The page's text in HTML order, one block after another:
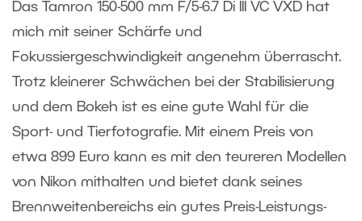
Das Tamron 150-500 mm F/5-6.7 Di III VC VXD hat
mich mit seiner Schärfe und
Fokussiergeschwindigkeit angenehm überrascht.
Trotz kleinerer Schwächen bei der Stabilisierung
und dem Bokeh ist es eine gute Wahl für die
Sport- und Tierfotografie. Mit einem Preis von
etwa 899 Euro kann es mit den teureren Modellen
von Nikon mithalten und bietet dank seines
Brennweitenbereichs ein gutes Preis-Leistungs-